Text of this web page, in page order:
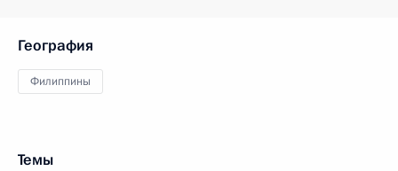
География
Филиппины
Темы